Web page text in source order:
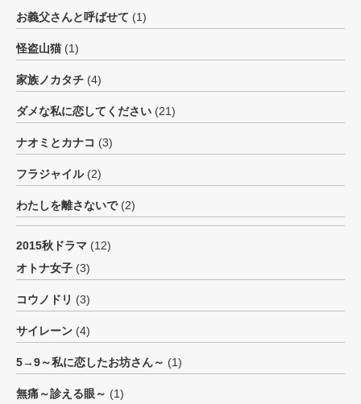
お義父さんと呼ばせて (1)
怪盗山猫 (1)
家族ノカタチ (4)
ダメな私に恋してください (21)
ナオミとカナコ (3)
フラジャイル(2)
わたしを離さないで(2)
2015秋ドラマ (12)
オトナ女子 (3)
コウノドリ (3)
サイレーン (4)
5→9～私に恋したお坊さん～ (1)
無痛～診える眼～ (1)